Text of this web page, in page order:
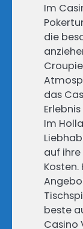
Im
die
das
Im
auf ihre
beste
Casino